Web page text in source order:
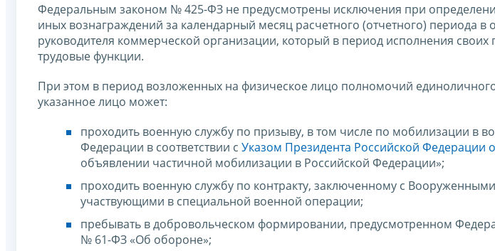
Федеральным законом № 425-ФЗ не предусмотрены исключения при
иных вознаграждений за календарный месяц расчетного (отчетного) периода
руководителя коммерческой организации, который в период исполнения
трудовые функции.
При этом в период возложенных на физическое лицо полномочий
указанное лицо может:
проходить военную службу по призыву, в том числе по мобилизации в
Федерации в соответствии с Указом Президента Российской Федерации
объявлении частичной мобилизации в Российской Федерации»;
проходить военную службу по контракту, заключенному с
участвующими в специальной военной операции;
пребывать в добровольческом формировании, предусмотренном
№ 61-ФЗ «Об обороне»;